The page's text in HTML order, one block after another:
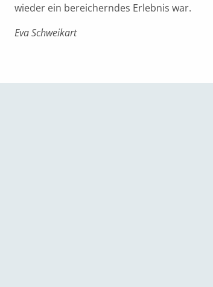
wieder ein bereicherndes Erlebnis war.
Eva Schweikart